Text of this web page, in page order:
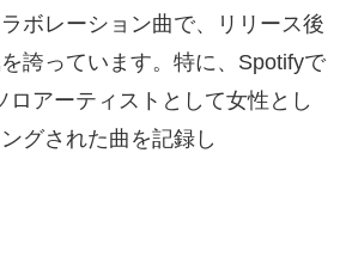
ボレーション曲で、リリース後
誇っています。特に、Spotifyで
ロアーティストとして女性とし
グされた曲を記録し​